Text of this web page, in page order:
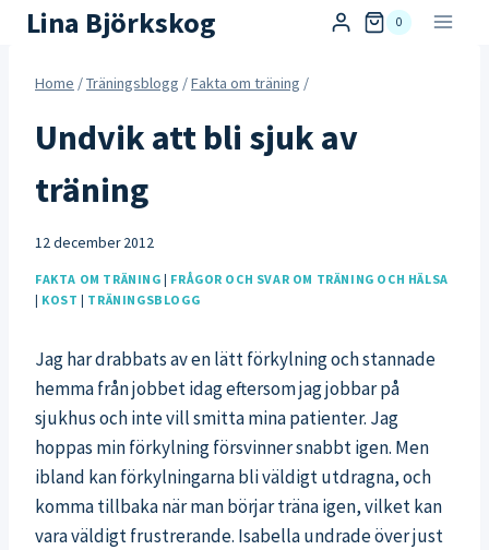
SkipLina Björkskog 0
Home /Träningsblogg /Fakta om träning /
Undvik att bli sjuk av
träning
12 december 2012
FAKTA OM TRÄNING | FRÅGOR OCH SVAR OM TRÄNING OCH HÄLSA
| KOST | TRÄNINGSBLOGG
Jag har drabbats av en lätt förkylning och stannade
hemma från jobbet idag eftersom jag jobbar på
sjukhus och inte vill smitta mina patienter. Jag
hoppas min förkylning försvinner snabbt igen. Men
ibland kan förkylningarna bli väldigt utdragna, och
komma tillbaka när man börjar träna igen, vilket kan
vara väldigt frustrerande. Isabella undrade över just